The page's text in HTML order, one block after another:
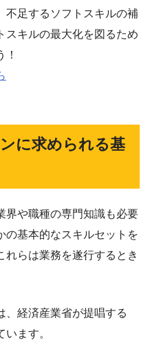
不足するソフトスキルの補
スキルの最大化を図るため
に求められる基
界や職種の専門知識も必要
の基本的なスキルセットを
れらは業務を遂行するとき
、経済産業省が提唱する
います。